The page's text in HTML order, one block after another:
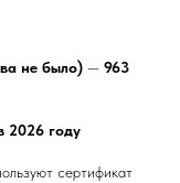
не было) — 963
2026 году
сертификат